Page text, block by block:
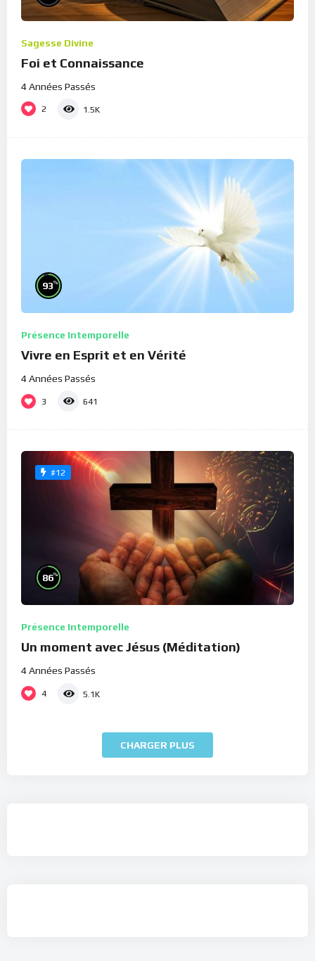
Sagesse Divine
Foi et Connaissance
4 Années Passés
2 1.5K
93%
Présence Intemporelle
Vivre en Esprit et en Vérité
4 Années Passés
3 641
#12
86%
Présence Intemporelle
Un moment avec Jésus (Méditation)
4 Années Passés
4 5.1K
CHARGER PLUS